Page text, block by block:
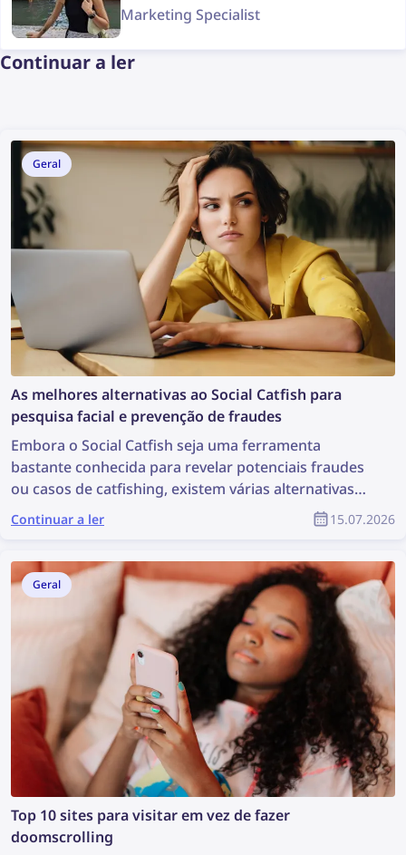
Marketing Specialist
Continuar a ler
Geral
As melhores alternativas ao Social Catfish para
pesquisa facial e prevenção de fraudes
Embora o Social Catfish seja uma ferramenta
bastante conhecida para revelar potenciais fraudes
ou casos de catfishing, existem várias alternativas
que podem ser ainda mais eficazes. Conheça as
melhores alternativas ao Social Catfish para pesquisa
Continuar a ler 15.07.2026
Geral
Top 10 sites para visitar em vez de fazer
doomscrolling